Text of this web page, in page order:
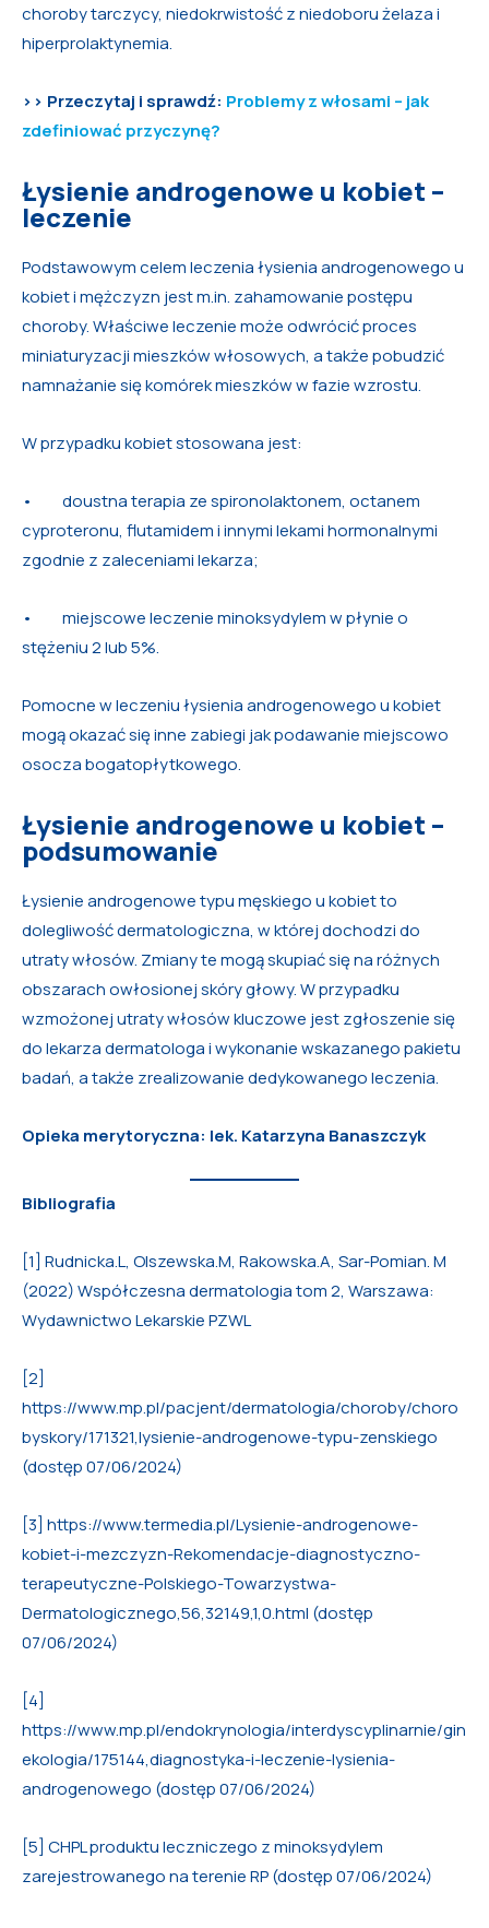
choroby tarczycy, niedokrwistość z niedoboru żelaza i
hiperprolaktynemia.
>> Przeczytaj i sprawdź: Problemy z włosami – jak
zdefiniować przyczynę?
Łysienie androgenowe u kobiet –
leczenie
Podstawowym celem leczenia łysienia androgenowego u
kobiet i mężczyzn jest m.in. zahamowanie postępu
choroby. Właściwe leczenie może odwrócić proces
miniaturyzacji mieszków włosowych, a także pobudzić
namnażanie się komórek mieszków w fazie wzrostu.
W przypadku kobiet stosowana jest:
• doustna terapia ze spironolaktonem, octanem
cyproteronu, flutamidem i innymi lekami hormonalnymi
zgodnie z zaleceniami lekarza;
• miejscowe leczenie minoksydylem w płynie o
stężeniu 2 lub 5%.
Pomocne w leczeniu łysienia androgenowego u kobiet
mogą okazać się inne zabiegi jak podawanie miejscowo
osocza bogatopłytkowego.
Łysienie androgenowe u kobiet –
podsumowanie
Łysienie androgenowe typu męskiego u kobiet to
dolegliwość dermatologiczna, w której dochodzi do
utraty włosów. Zmiany te mogą skupiać się na różnych
obszarach owłosionej skóry głowy. W przypadku
wzmożonej utraty włosów kluczowe jest zgłoszenie się
do lekarza dermatologa i wykonanie wskazanego pakietu
badań, a także zrealizowanie dedykowanego leczenia.
Opieka merytoryczna: lek. Katarzyna Banaszczyk
Bibliografia
[1] Rudnicka.L, Olszewska.M, Rakowska.A, Sar-Pomian. M
(2022) Współczesna dermatologia tom 2, Warszawa:
Wydawnictwo Lekarskie PZWL
[2]
https://www.mp.pl/pacjent/dermatologia/choroby/choro
byskory/171321,lysienie-androgenowe-typu-zenskiego
(dostęp 07/06/2024)
[3] https://www.termedia.pl/Lysienie-androgenowe-
kobiet-i-mezczyzn-Rekomendacje-diagnostyczno-
terapeutyczne-Polskiego-Towarzystwa-
Dermatologicznego,56,32149,1,0.html (dostęp
07/06/2024)
[4]
https://www.mp.pl/endokrynologia/interdyscyplinarnie/gin
ekologia/175144,diagnostyka-i-leczenie-lysienia-
androgenowego (dostęp 07/06/2024)
[5] CHPL produktu leczniczego z minoksydylem
zarejestrowanego na terenie RP (dostęp 07/06/2024)